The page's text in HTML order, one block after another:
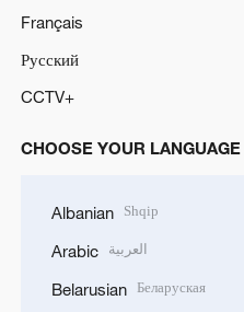
Français
Русский
CCTV+
CHOOSE YOUR LANGUAGE
Albanian Shqip
Arabic العربية
Belarusian Беларуская